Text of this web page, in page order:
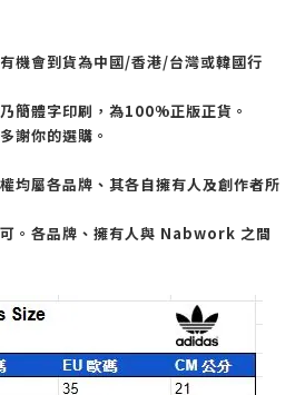
機會到貨為中國/香港/台灣或韓國行
簡體字印刷，為100%正版正貨。
謝你的選購。
均屬各品牌、其各自擁有人及創作者所
。各品牌、擁有人與 Nabwork 之間